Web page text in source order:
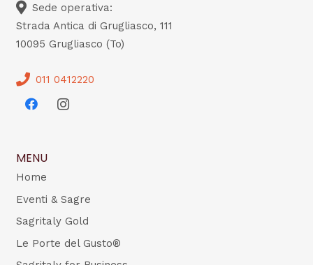
Sede operativa:
Strada Antica di Grugliasco, 111
10095 Grugliasco (To)
011 0412220
MENU
Home
Eventi & Sagre
Sagritaly Gold
Le Porte del Gusto®